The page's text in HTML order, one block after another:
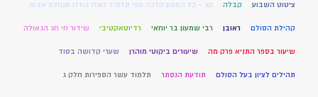
ציטוט השבוע קבלה קג – כל המונע הלכה מפי תלמיד כאלו גוזלו מנחלת אבות
קהילת הסולם ראובן רבי שמעון בר יוחאי רדיוטאקטיבי שידור חי חג הגאולה
שיעור בספר התניא פרק מה שיעורים ביקוטי מוהרן שערי קדושה בסוד
תהילים לציון בעל הסולם תודעת הנסתר תלמוד עשר הספירות חלק ג